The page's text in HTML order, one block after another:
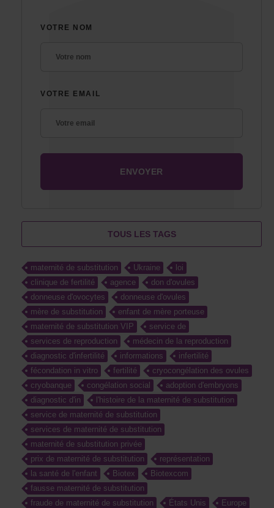
VOTRE NOM
VOTRE EMAIL
TOUS LES TAGS
maternité de substitution Ukraine
loi
clinique de fertilité
agence
don d'ovules
donneuse d'ovocytes
donneuse d'ovules
mère de substitution
enfant de mère porteuse
maternité de substitution VIP
service de
services de reproduction
médecin de la reproduction
diagnostic d'infertilité
informations
infertilité
fécondation in vitro
fertilité
cryocongélation des ovules
cryobanque
congélation social
adoption d'embryons
diagnostic d'in
l'histoire de la maternité de substitution
service de maternité de substitution
services de maternité de substitution
maternité de substitution privée
prix de maternité de substitution
représentation
la santé de l'enfant
Biotex
Biotexcom
fausse maternité de substitution
fraude de maternité de substitution
États Unis Europe